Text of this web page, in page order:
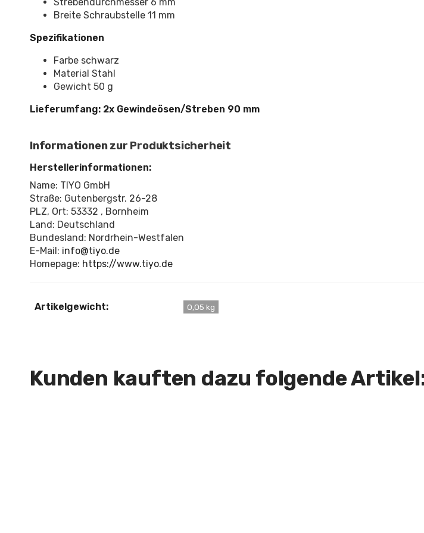
Breite Schraubstelle 11 mm
Spezifikationen
Farbe schwarz
Material Stahl
Gewicht 50 g
Lieferumfang: 2x Gewindeösen/Streben 90 mm
Informationen zur Produktsicherheit
Herstellerinformationen:
Name: TIYO GmbH
Straße: Gutenbergstr. 26-28
PLZ, Ort: 53332 , Bornheim
Land: Deutschland
Bundesland: Nordrhein-Westfalen
E-Mail: info@tiyo.de
Homepage: https://www.tiyo.de
Artikelgewicht: 0,05 kg
Kunden kauften dazu folgende